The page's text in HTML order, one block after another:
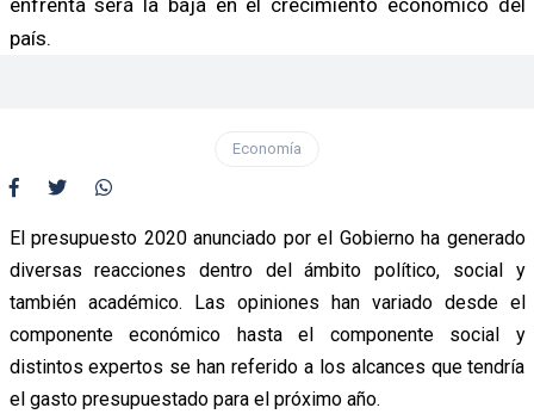
país.
Economía
El presupuesto 2020 anunciado por el Gobierno ha generado
diversas reacciones dentro del ámbito político, social y
también académico. Las opiniones han variado desde el
componente económico hasta el componente social y
distintos expertos se han referido a los alcances que tendría
el gasto presupuestado para el próximo año.